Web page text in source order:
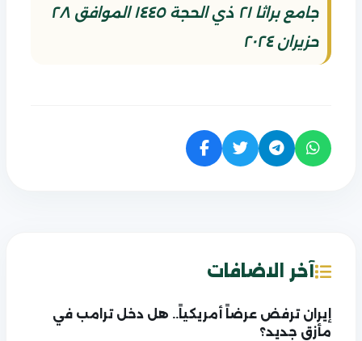
جامع براثا ٢١ ذي الحجة ١٤٤٥ الموافق ٢٨
حزيران ٢٠٢٤
آخر الاضافات
إيران ترفض عرضاً أمريكياً.. هل دخل ترامب في
مأزق جديد؟